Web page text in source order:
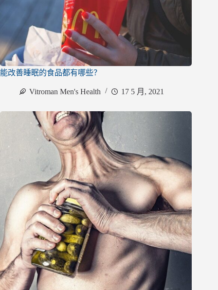
能改善睡眠的食品都有哪些？
Vitroman Men's Health 17 5 月, 2021